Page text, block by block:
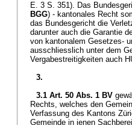
E. 3 S. 351). Das
BGG) - kantonales Recht
das Bundesgericht die
darunter auch die Garantie
von kantonalem Gesetzes-
ausschliesslich unter dem
Vergabestreitigkeiten auch
3.
3.1 Art. 50 Abs. 1 BV
Rechts, welches den
Verfassung des Kantons
Gemeinde in jenen